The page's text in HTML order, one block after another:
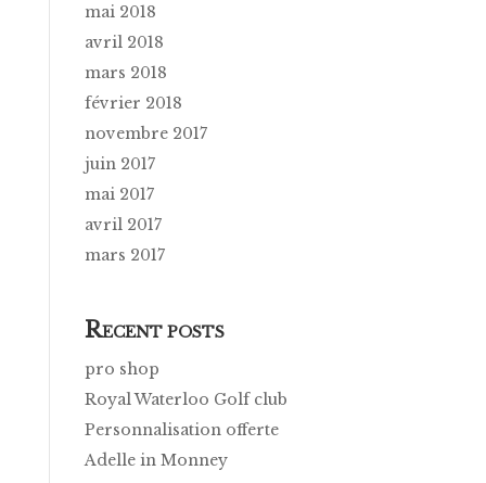
mai 2018
avril 2018
mars 2018
février 2018
novembre 2017
juin 2017
mai 2017
avril 2017
mars 2017
RECENT POSTS
pro shop
Royal Waterloo Golf club
Personnalisation offerte
Adelle in Monney